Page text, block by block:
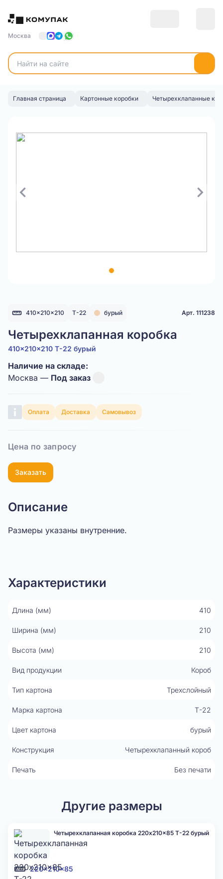
Москва
Главная страница Картонные коробки Четырехклапанные
410x210x210 Т-22 бурый Арт. 111238
Четырехклапанная коробка
410x210x210 Т-22 бурый
Наличие на складе:
Москва — Под заказ
Оплата Доставка Самовывоз
Цена по запросу
Заказать
Описание
Размеры указаны внутренние.
Характеристики
Длина (мм) 410
Ширина (мм) 210
Высота (мм) 210
Вид продукции Короб
Тип картона Трехслойный
Марка картона Т-22
Цвет картона бурый
Конструкция Четырехклапанный короб
Печать Без печати
Другие размеры
220x210x85
Четырехклапанная коробка 220x210x85 Т-22 бурый